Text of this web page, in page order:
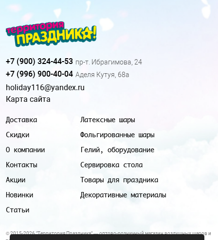
Доставка
Скидки
О компании
Контакты
Акции
Новинки
Статьи
Латексные шары
Фольгированные шары
Гелий, оборудование
Сервировка стола
Товары для праздника
Декоративные материалы
+7 (900) 324-44-53 пр-т. Ибрагимова, 24
+7 (996) 900-40-04 Аделя Кутуя, 68а
holiday116@yandex.ru
Карта сайта
© 2015-2026 "Территория Праздника" — оптово-розничный магазин воздушных шаров и